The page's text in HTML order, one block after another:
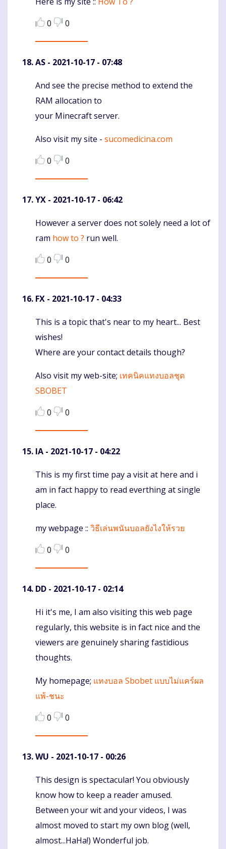
0
0
AS - 2021-10-17 - 07:48
Komentaras
And see the precise method to extend the
RAM allocation to
your Minecraft server.
Also visit my site - sucomedicina.com
0
0
YX - 2021-10-17 - 06:42
Komentaras
However a server does not solely need a lot of
ram how to ? run well.
0
0
FX - 2021-10-17 - 04:33
Komentaras
This is a topic that's near to my heart... Best
wishes!
Where are your contact details though?
Also visit my web-site; เทคนิคแทงบอลชุด
SBOBET
0
0
IA - 2021-10-17 - 04:22
Komentaras
This is my first time pay a visit at here and i
am in fact happy to read everthing at single
place.
my webpage :: วิธีเล่นพนันบอลยังไงให้รวย
0
0
DD - 2021-10-17 - 02:14
Komentaras
Hi it's me, I am also visiting this web page
regularly, this website is in fact nice and the
viewers are genuinely sharing fastidious
thoughts.
My homepage; แทงบอล Sbobet แบบไม่แคร์ผล
แพ้-ชนะ
0
0
WU - 2021-10-17 - 00:26
Komentaras
This design is spectacular! You obviously
know how to keep a reader amused.
Between your wit and your videos, I was
almost moved to start my own blog (well,
almost...HaHa!) Wonderful job.